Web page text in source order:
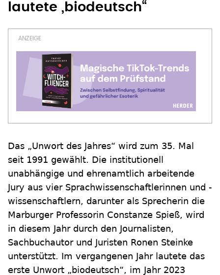
lautete „biodeutsch“
Das „Unwort des Jahres“ wird zum 35. Mal
seit 1991 gewählt. Die institutionell
unabhängige und ehrenamtlich arbeitende
Jury aus vier Sprachwissenschaftlerinnen und -
wissenschaftlern, darunter als Sprecherin die
Marburger Professorin Constanze Spieß, wird
in diesem Jahr durch den Journalisten,
Sachbuchautor und Juristen Ronen Steinke
unterstützt. Im vergangenen Jahr lautete das
erste Unwort „biodeutsch“, im Jahr 2023